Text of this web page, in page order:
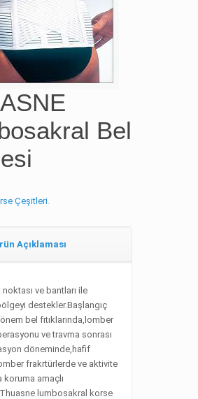
Bel
Çeşitleri.
Açıklaması
ve bantları ile
destekler.Başlangıç
bel fıtıklarında,lomber
ve travma sonrası
döneminde,hafif
frakrtürlerde ve aktivite
koruma amaçlı
lumbosakral korse